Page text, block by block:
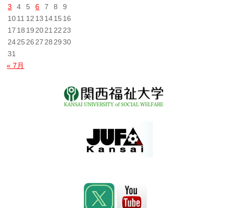
3
4 5 6 7 8
9
1011 12 13 1415 16
17 18 19 2021 22 23
2425 26 27 28 29 30
31
« 7月